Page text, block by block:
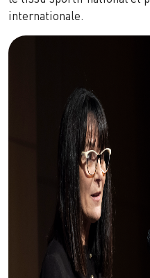
internationale.